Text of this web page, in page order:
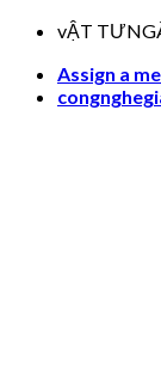
Skip
content
vẬT
Assign a